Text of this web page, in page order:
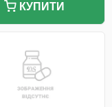
КУПИТИ